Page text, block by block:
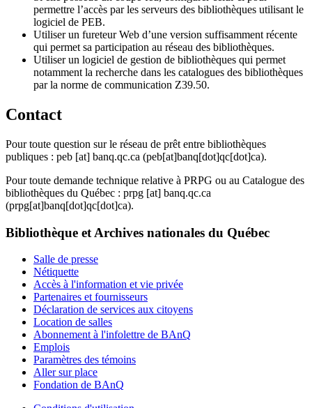
permettre l’accès par les serveurs des bibliothèques utilisant le
logiciel de PEB.
Utiliser un fureteur Web d’une version suffisamment récente
qui permet sa participation au réseau des bibliothèques.
Utiliser un logiciel de gestion de bibliothèques qui permet
notamment la recherche dans les catalogues des bibliothèques
par la norme de communication Z39.50.
Contact
Pour toute question sur le réseau de prêt entre bibliothèques
publiques : peb [at] banq.qc.ca (peb[at]banq[dot]qc[dot]ca).
Pour toute demande technique relative à PRPG ou au Catalogue des
bibliothèques du Québec : prpg [at] banq.qc.ca
(prpg[at]banq[dot]qc[dot]ca).
Bibliothèque et Archives nationales du Québec
Salle de presse
Nétiquette
Accès à l'information et vie privée
Partenaires et fournisseurs
Déclaration de services aux citoyens
Location de salles
Abonnement à l'infolettre de BAnQ
Emplois
Paramètres des témoins
Aller sur place
Fondation de BAnQ